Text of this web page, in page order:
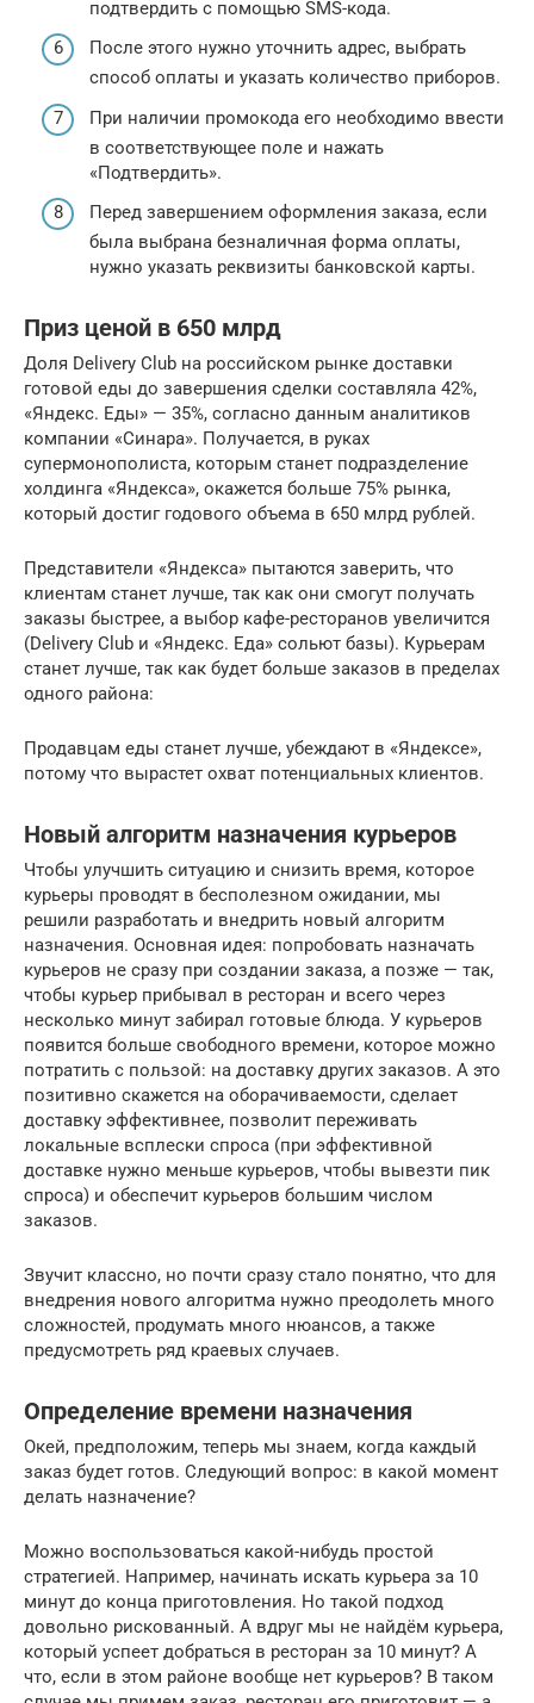
подтвердить с помощью SMS-кода.
После этого нужно уточнить адрес, выбрать
способ оплаты и указать количество приборов.
При наличии промокода его необходимо ввести
в соответствующее поле и нажать
«Подтвердить».
Перед завершением оформления заказа, если
была выбрана безналичная форма оплаты,
нужно указать реквизиты банковской карты.
Приз ценой в 650 млрд
Доля Delivery Club на российском рынке доставки
готовой еды до завершения сделки составляла 42%,
«Яндекс. Еды» — 35%, согласно данным аналитиков
компании «Синара». Получается, в руках
супермонополиста, которым станет подразделение
холдинга «Яндекса», окажется больше 75% рынка,
который достиг годового объема в 650 млрд рублей.
Представители «Яндекса» пытаются заверить, что
клиентам станет лучше, так как они смогут получать
заказы быстрее, а выбор кафе-ресторанов увеличится
(Delivery Club и «Яндекс. Еда» сольют базы). Курьерам
станет лучше, так как будет больше заказов в пределах
одного района:
Продавцам еды станет лучше, убеждают в «Яндексе»,
потому что вырастет охват потенциальных клиентов.
Новый алгоритм назначения курьеров
Чтобы улучшить ситуацию и снизить время, которое
курьеры проводят в бесполезном ожидании, мы
решили разработать и внедрить новый алгоритм
назначения. Основная идея: попробовать назначать
курьеров не сразу при создании заказа, а позже — так,
чтобы курьер прибывал в ресторан и всего через
несколько минут забирал готовые блюда. У курьеров
появится больше свободного времени, которое можно
потратить с пользой: на доставку других заказов. А это
позитивно скажется на оборачиваемости, сделает
доставку эффективнее, позволит переживать
локальные всплески спроса (при эффективной
доставке нужно меньше курьеров, чтобы вывезти пик
спроса) и обеспечит курьеров большим числом
заказов.
Звучит классно, но почти сразу стало понятно, что для
внедрения нового алгоритма нужно преодолеть много
сложностей, продумать много нюансов, а также
предусмотреть ряд краевых случаев.
Определение времени назначения
Окей, предположим, теперь мы знаем, когда каждый
заказ будет готов. Следующий вопрос: в какой момент
делать назначение?
Можно воспользоваться какой-нибудь простой
стратегией. Например, начинать искать курьера за 10
минут до конца приготовления. Но такой подход
довольно рискованный. А вдруг мы не найдём курьера,
который успеет добраться в ресторан за 10 минут? А
что, если в этом районе вообще нет курьеров? В таком